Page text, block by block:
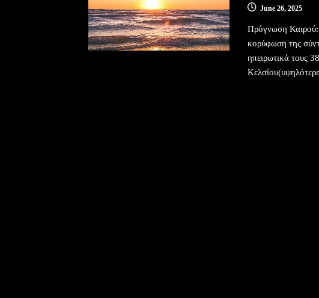
June 26, 2025
Πρόγνωση
κορύφωση της
ηπειρωτικά τους